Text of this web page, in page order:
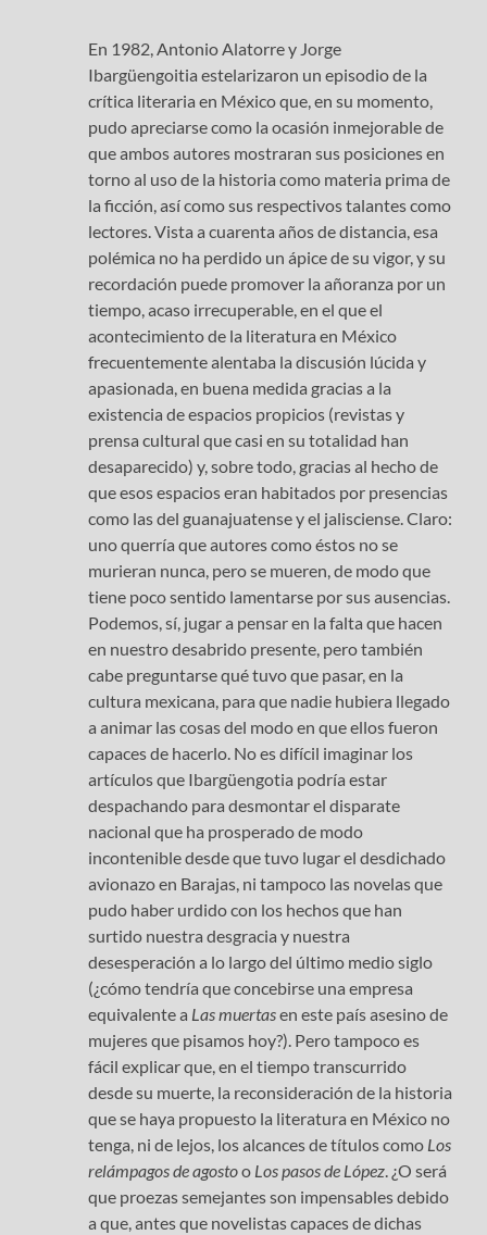
En 1982, Antonio Alatorre y Jorge
Ibargüengoitia estelarizaron un episodio de la
crítica literaria en México que, en su momento,
pudo apreciarse como la ocasión inmejorable de
que ambos autores mostraran sus posiciones en
torno al uso de la historia como materia prima de
la ficción, así como sus respectivos talantes como
lectores. Vista a cuarenta años de distancia, esa
polémica no ha perdido un ápice de su vigor, y su
recordación puede promover la añoranza por un
tiempo, acaso irrecuperable, en el que el
acontecimiento de la literatura en México
frecuentemente alentaba la discusión lúcida y
apasionada, en buena medida gracias a la
existencia de espacios propicios (revistas y
prensa cultural que casi en su totalidad han
desaparecido) y, sobre todo, gracias al hecho de
que esos espacios eran habitados por presencias
como las del guanajuatense y el jalisciense. Claro:
uno querría que autores como éstos no se
murieran nunca, pero se mueren, de modo que
tiene poco sentido lamentarse por sus ausencias.
Podemos, sí, jugar a pensar en la falta que hacen
en nuestro desabrido presente, pero también
cabe preguntarse qué tuvo que pasar, en la
cultura mexicana, para que nadie hubiera llegado
a animar las cosas del modo en que ellos fueron
capaces de hacerlo. No es difícil imaginar los
artículos que Ibargüengotia podría estar
despachando para desmontar el disparate
nacional que ha prosperado de modo
incontenible desde que tuvo lugar el desdichado
avionazo en Barajas, ni tampoco las novelas que
pudo haber urdido con los hechos que han
surtido nuestra desgracia y nuestra
desesperación a lo largo del último medio siglo
(¿cómo tendría que concebirse una empresa
equivalente a Las muertasen este país asesino de
mujeres que pisamos hoy?). Pero tampoco es
fácil explicar que, en el tiempo transcurrido
desde su muerte, la reconsideración de la historia
que se haya propuesto la literatura en México no
tenga, ni de lejos, los alcances de títulos como Los
relámpagosde agostoo Los pasos de López. ¿O será
que proezas semejantes son impensables debido
a que, antes que novelistas capaces de dichas